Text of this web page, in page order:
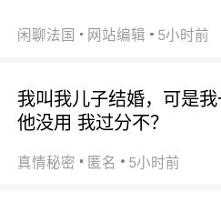
闲聊法国 网站编辑 5小时前
我叫我儿子结婚，可是
他没用 我过分不？
真情秘密 匿名 5小时前